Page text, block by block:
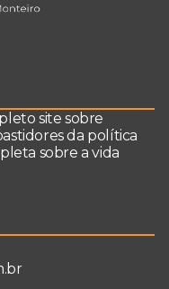
site sobre
da política
sobre a vida